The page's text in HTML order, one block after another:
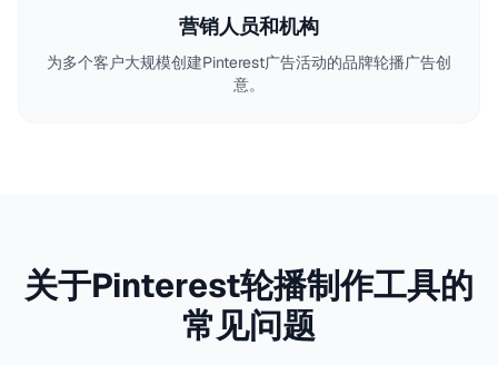
营销人员和机构
为多个客户大规模创建Pinterest广告活动的品牌轮播广告创
意。
关于Pinterest轮播制作工具的
常见问题